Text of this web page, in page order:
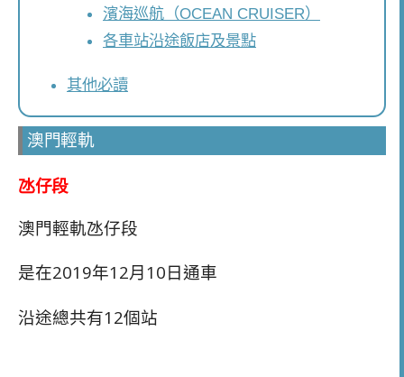
濱海巡航（OCEAN CRUISER）
各車站沿途飯店及景點
其他必讀
澳門輕軌
氹仔段
澳門輕軌氹仔段
是在2019年12月10日通車
沿途總共有12個站